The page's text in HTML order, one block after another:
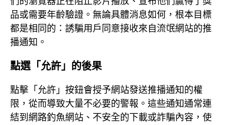
品或需要年齡驗證。無論具體消息如何，根本目標
都是相同的：誘騙用戶同意接收來自流氓網站的推
播通知。
點選「允許」的後果
點擊「允許」按鈕會授予網站發送推播通知的權
限，從而導致大量不必要的警報。這些通知通常連
結到網路釣魚網站、不安全的下載或詐騙內容，使